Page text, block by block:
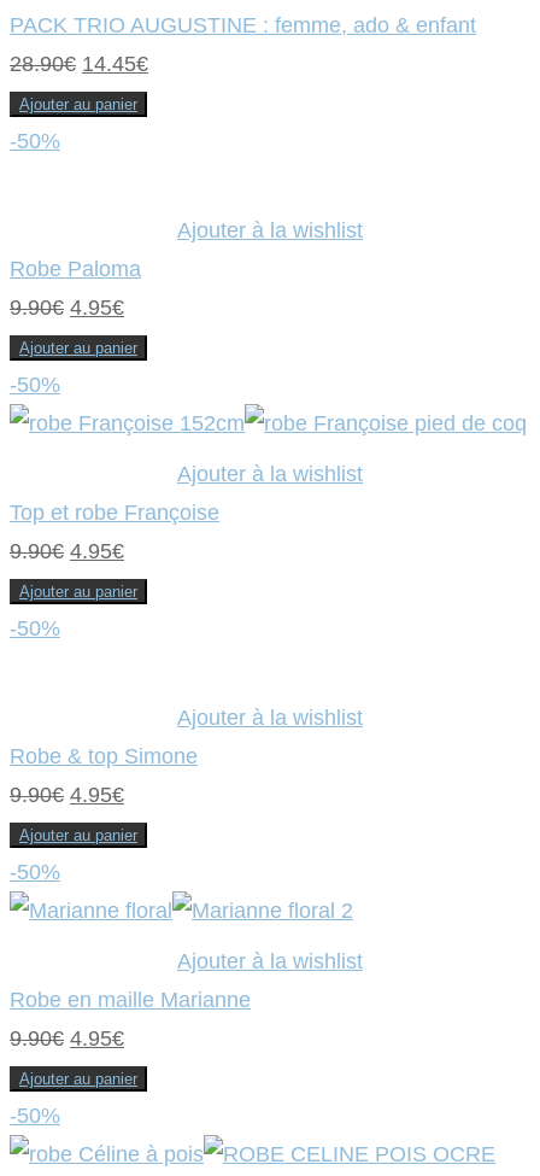
PACK TRIO AUGUSTINE : femme, ado & enfant
28.90€ Le
prix
14.45€Le
14.45€.
Ajouter au panier
-50%
Ajouter à la wishlist
Robe Paloma
9.90€ Le
prix
était :
4.95€Le
prix
est :
Ajouter au panier
-50%
Ajouter à la wishlist
Top et robe Françoise
9.90€ Le
prix
4.95€Le
prix
Ajouter au panier
-50%
Ajouter à la wishlist
Robe & top Simone
9.90€ Le
prix
était :
4.95€Le
prix
est :
Ajouter au panier
-50%
Ajouter à la wishlist
Robe en maille Marianne
9.90€ Le
prix
était :
4.95€Le
prix
est :
Ajouter au panier
-50%